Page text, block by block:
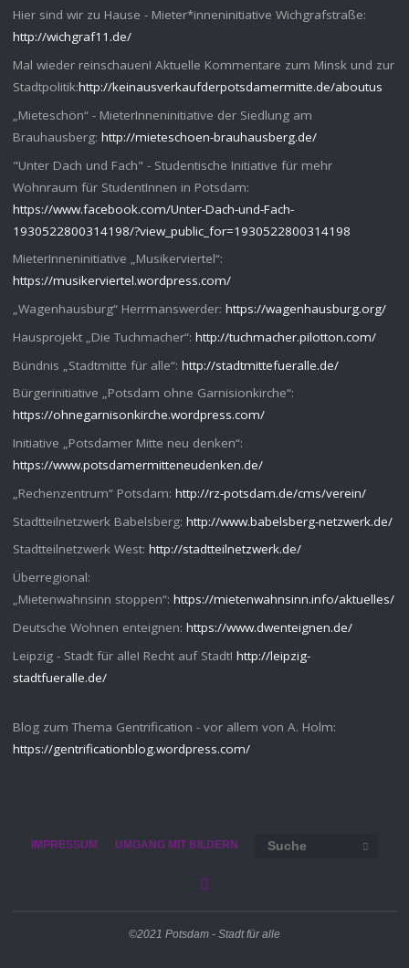
Hier sind wir zu Hause - Mieter*inneninitiative Wichgrafstraße:
http://wichgraf11.de/
Mal wieder reinschauen! Aktuelle Kommentare zum Minsk und zur
Stadtpolitik:http://keinausverkaufderpotsdamermitte.de/aboutus
„Mieteschön“ - MieterInneninitiative der Siedlung am
Brauhausberg: http://mieteschoen-brauhausberg.de/
"Unter Dach und Fach" - Studentische Initiative für mehr
Wohnraum für StudentInnen in Potsdam:
https://www.facebook.com/Unter-Dach-und-Fach-
1930522800314198/?view_public_for=1930522800314198
MieterInneninitiative „Musikerviertel“:
https://musikerviertel.wordpress.com/
„Wagenhausburg“ Herrmanswerder: https://wagenhausburg.org/
Hausprojekt „Die Tuchmacher“: http://tuchmacher.pilotton.com/
Bündnis „Stadtmitte für alle“: http://stadtmittefueralle.de/
Bürgerinitiative „Potsdam ohne Garnisionkirche“:
https://ohnegarnisonkirche.wordpress.com/
Initiative „Potsdamer Mitte neu denken“:
https://www.potsdamermitteneudenken.de/
„Rechenzentrum“ Potsdam: http://rz-potsdam.de/cms/verein/
Stadtteilnetzwerk Babelsberg: http://www.babelsberg-netzwerk.de/
Stadtteilnetzwerk West: http://stadtteilnetzwerk.de/
Überregional:
„Mietenwahnsinn stoppen“: https://mietenwahnsinn.info/aktuelles/
Deutsche Wohnen enteignen: https://www.dwenteignen.de/
Leipzig - Stadt für alle! Recht auf Stadt! http://leipzig-
stadtfueralle.de/
Blog zum Thema Gentrification - vor allem von A. Holm:
https://gentrificationblog.wordpress.com/
IMPRESSUM UMGANG MIT BILDERN SUCHE
©2021 Potsdam - Stadt für alle